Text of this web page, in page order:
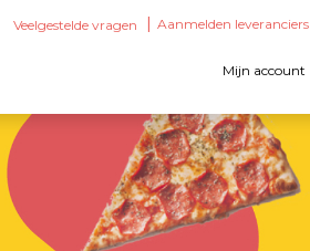
Veelgestelde vragen Aanmelden leveranciers
Mijn account